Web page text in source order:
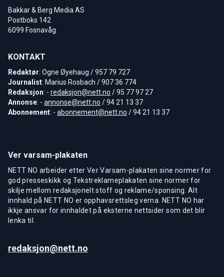
Bakkar & Berg Media AS
Postboks 142
6099 Fosnavåg
KONTAKT
Redaktør: Ogne Øyehaug / 957 79 727
Journalist: Marius Rosbach / 907 36 774
Redaksjon: - redaksjon@nett.no / 95 77 97 27
Annonse: - annonse@nett.no / 94 21 13 37
Abonnement: - abonnement@nett.no / 94 21 13 37
Ver varsam-plakaten
NETT NO arbeider etter Ver Varsam-plakaten sine normer for
god presseskikk og Tekstreklameplakaten sine normer for
skilje mellom redaksjonelt stoff og reklame/sponsing. Alt
innhald på NETT NO er opphavsrettsleg verna. NETT NO har
ikkje ansvar for innhaldet på eksterne nettsider som det blir
lenka til.
redaksjon@nett.no